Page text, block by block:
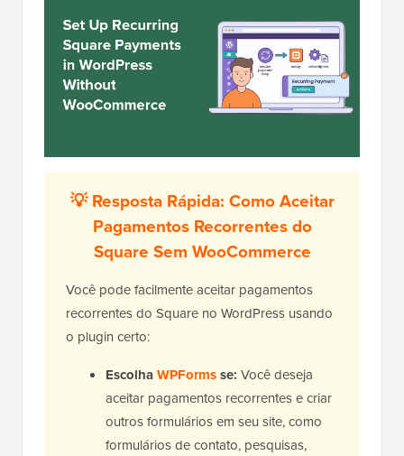
💡 Resposta Rápida: Como Aceitar
Pagamentos Recorrentes do
Square Sem WooCommerce
Você pode facilmente aceitar pagamentos
recorrentes do Square no WordPress usando
o plugin certo:
EscolhaWPFormsse: Você deseja
aceitar pagamentos recorrentes e criar
outros formulários em seu site, como
formulários de contato, pesquisas,